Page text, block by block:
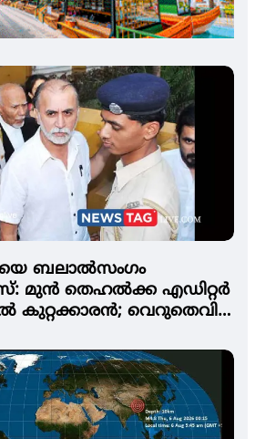
ബലാല്‍സംഗം
മുന്‍ തെഹല്‍ക്ക എഡിറ്റര്‍
വെറുതെവിട്ട